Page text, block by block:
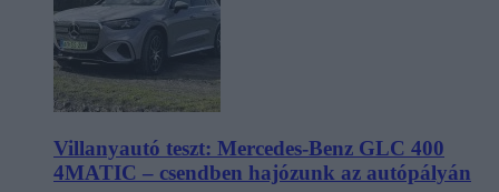
Villanyautó teszt: Mercedes-Benz GLC 400
4MATIC – csendben hajózunk az autópályán